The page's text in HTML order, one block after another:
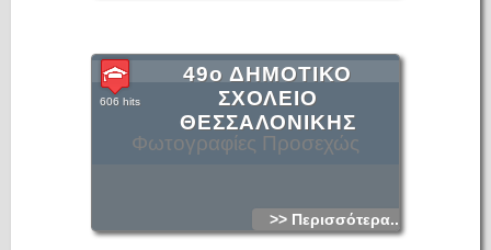
Φωτογραφίες Προσεχώς
49ο ΔΗΜΟΤΙΚΟ
ΣΧΟΛΕΙΟ
ΘΕΣΣΑΛΟΝΙΚΗΣ
606 hits
>> Περισσότερα...